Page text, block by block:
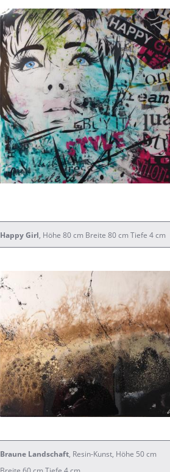
Happy Girl, Höhe 80 cm Breite 80 cm Tiefe 4 cm
Braune Landschaft, Resin-Kunst, Höhe 50 cm